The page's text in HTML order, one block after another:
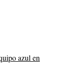
azul en